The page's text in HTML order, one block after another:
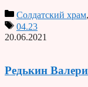
Солдатский храм,
04.23
20.06.2021
Редькин